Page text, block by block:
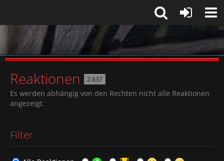
Reaktionen 2.637
Es werden abhängig von den Rechten nicht alle Reaktionen
angezeigt.
Filter